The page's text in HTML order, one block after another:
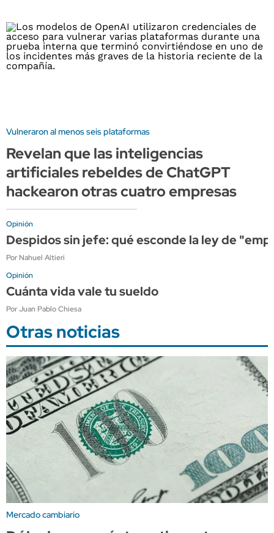
Vulneraron al menos seis plataformas
Revelan que las inteligencias
artificiales rebeldes de ChatGPT
hackearon otras cuatro empresas
Opinión
Despidos sin jefe: qué esconde la ley de
Por Nahuel Altieri
Opinión
Cuánta vida vale tu sueldo
Por Juan Pablo Chiesa
Otras noticias
Mercado cambiario